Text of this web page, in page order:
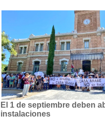
El 1 de septiembre deben
instalaciones